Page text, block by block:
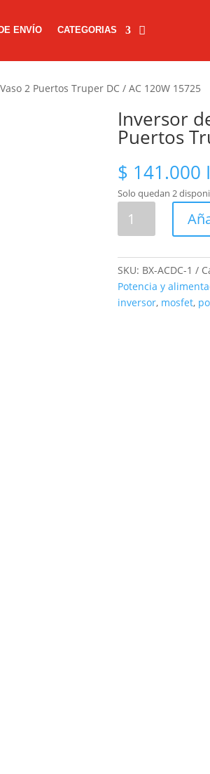
ENVÍO CATEGORIAS
2 Puertos Truper DC / AC 120W 15725
Inversor
Puertos
$ 141.000
Solo quedan 2
Tipo
Vaso
2
Puertos
SKU: BX-ACDC-1
Potencia y
inversor, mosfet,